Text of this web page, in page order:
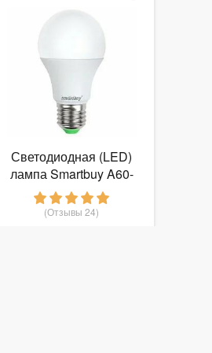
Светодиодная (LED)
лампа Smartbuy A60-
05W/3000/E27 -
Лампочка
(Отзывы 24)